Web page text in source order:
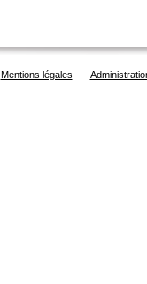
Mentions légales